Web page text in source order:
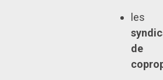
les
de